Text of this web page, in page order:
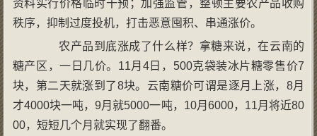
资料实行价格临时干预；加强监管，整顿主要农产品收购
秩序，抑制过度投机，打击恶意囤积、串通涨价。
农产品到底涨成了什么样？拿糖来说，在云南的
糖产区，一日几价。11月4日，500克袋装冰片糖零售价7
块，第二天就涨到了8块。云南糖价可谓是逐月上涨，8月
才4000块一吨，9月就5000一吨，10月6000，11月将近80
00，短短几个月就实现了翻番。